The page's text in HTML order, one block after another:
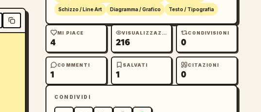
Schizzo / Line Art Diagramma / Grafico Testo / Tipografia
MI PIACE
4
VISUALIZZAZIONI
216
CONDIVISIONI
0
COMMENTI
1
SALVATI
1
CITAZIONI
0
CONDIVIDI